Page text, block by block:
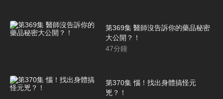
第369集 醫師沒告訴你的藥品秘密
大公開？！
47分鐘
第370集 惱！找出身體搞怪元
兇？！